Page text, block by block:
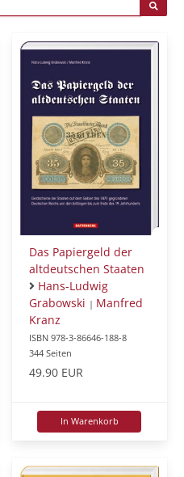
Das Papiergeld der
altdeutschen Staaten
Hans-Ludwig
Grabowski | Manfred
Kranz
ISBN 978-3-86646-188-8
344 Seiten
49.90 EUR
In Warenkorb